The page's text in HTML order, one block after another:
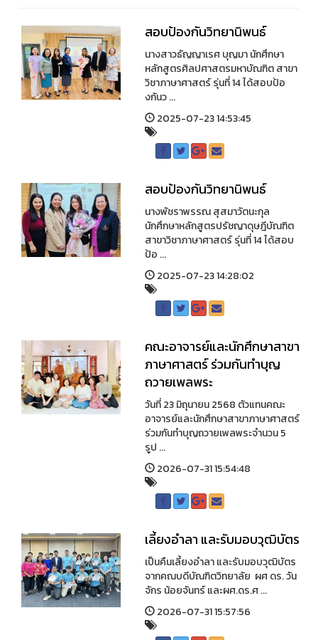
สอบป้องกันวิทยานิพนธ์
นางสาวธัญญาเรศ บุญมา นักศึกษา
หลักสูตรศิลปศาสตรมหาบัณฑิต สาขา
วิชาภาษาศาสตร์ รุ่นที่ 14 ได้สอบป้อ
งกันว ...
2025-07-23 14:53:45
สอบป้องกันวิทยานิพนธ์
นางพัชราพรรณ สุสมาวัตนะกุล
นักศึกษาหลักสูตรปรัชญาดุษฎีบัณฑิต
สาขาวิชาภาษาศาสตร์ รุ่นที่ 14 ได้สอบ
ป้อ ...
2025-07-23 14:28:02
คณะอาจารย์และนักศึกษาสาขา
ภาษาศาสตร์ ร่วมกันทำบุญ
ถวายเพลพระ
วันที่ 23 มิถุนายน 2568 ตัวแทนคณะ
อาจารย์และนักศึกษาสาขาภาษาศาสตร์
ร่วมกันทำบุญถวายเพลพระจำนวน 5
รูป ...
2026-07-31 15:54:48
เลี้ยงอำลา และรับมอบวุฒิบัตร
เป็นคืนเลี้ยงอำลา และรับมอบวุฒิบัตร
จากคณบดีบัณฑิตวิทยาลัย ผศ ดร. วัน
จักร น้อยจันทร์ และผศ.ดร.ศ ...
2026-07-31 15:57:56